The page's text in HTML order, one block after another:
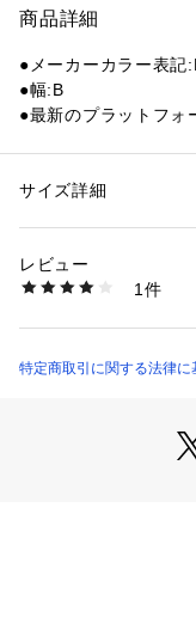
商品詳細
●メーカーカラー表
●幅:B
●最新のプラットフォ
●合成素材のアッパー
【商品の購入にあたっ
生じている場合があ
※一部商品において
なる場合があります。
性別：レディース
商品番号：
10904143801 （ショップ
サイズ詳細
レビュー
1件
特定商取引に関する法律に